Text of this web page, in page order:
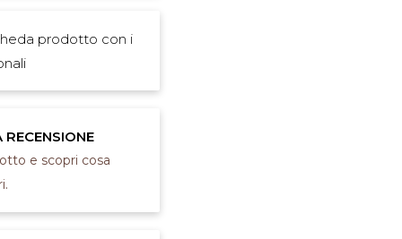
prodotto con i
e scopri cosa